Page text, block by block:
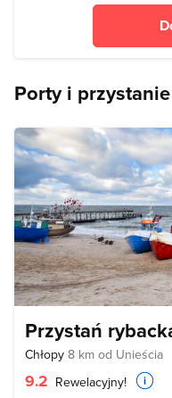
Porty i
Przystań
Chłopy 8 km od Unieścia
9.2 Rewelacyjny!